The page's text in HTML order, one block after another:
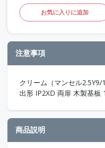
お気に入りに追加
注意事項
クリーム（マンセル
出形 IP2XD 両扉 木製基
商品説明